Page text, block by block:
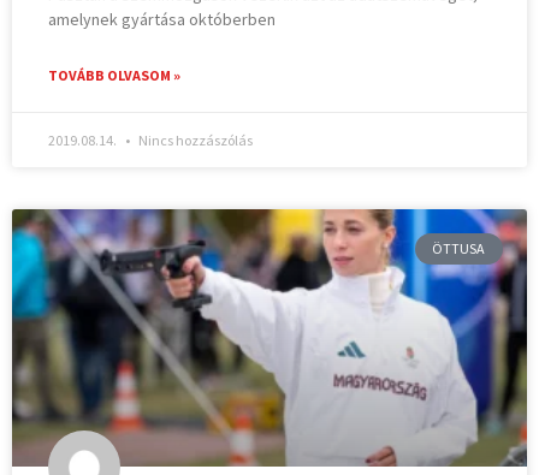
amelynek gyártása októberben
TOVÁBB OLVASOM »
2019.08.14. Nincs hozzászólás
ÖTTUSA